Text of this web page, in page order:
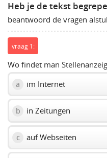
Heb je de tekst
beantwoord de vragen
vraag 1:
Wo findet man
a im Internet
b in Zeitungen
c auf Webseiten